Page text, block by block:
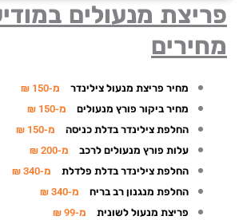
מנעולים
מחיר פריצת מנעול צילינדר
מ-150 ₪
מחיר ביקור פורץ מנעולים
מ-150 ₪
החלפת צילינדר בדלת כניסה
מ-150 ₪
עלות פורץ מנעולים לרכב
מ-200 ₪
החלפת צילינדר בדלת פלדלת
מ-340 ₪
החלפת מנגנון רב בריח
מ-340 ₪
פריצת מנעול לשונית
מ-99 ₪